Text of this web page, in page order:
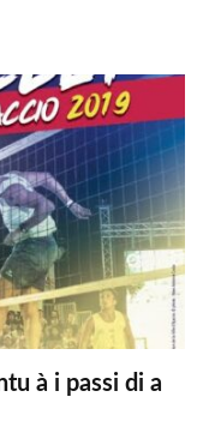
à i passi di a